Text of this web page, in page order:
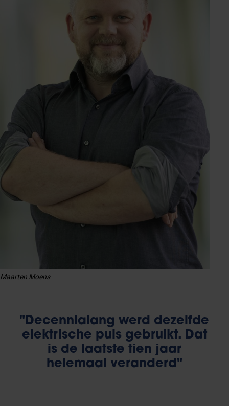
Maarten Moens
"Decennialang werd dezelfde
elektrische puls gebruikt. Dat
is de laatste tien jaar
helemaal veranderd"